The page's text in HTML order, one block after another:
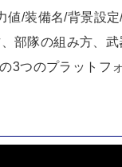
/装備名/背景設
部隊の組み方、
3つのプラットフ